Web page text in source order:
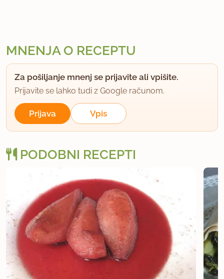
MNENJA O RECEPTU
Za pošiljanje mnenj se prijavite ali vpišite.
Prijavite se lahko tudi z Google računom.
Prijava Vpis
PODOBNI RECEPTI